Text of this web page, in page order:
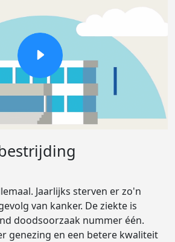
Jaarlijks sterven er zo'n
van kanker. De ziekte is
doodsoorzaak nummer één.
genezing en een betere kwaliteit